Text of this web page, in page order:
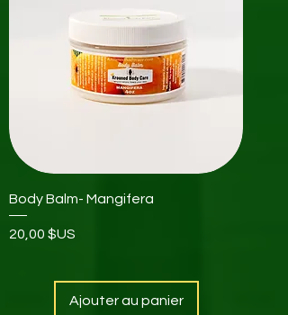
Body Balm- Mangifera
Prix
20,00 $US
Ajouter au panier